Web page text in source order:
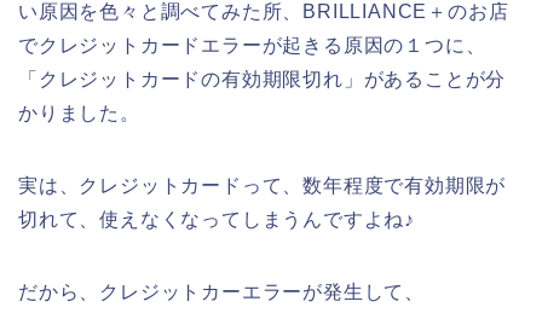
い原因を色々と調べてみた所、BRILLIANCE＋のお店
でクレジットカードエラーが起きる原因の１つに、
「クレジットカードの有効期限切れ」があることが分
かりました。
実は、クレジットカードって、数年程度で有効期限が
切れて、使えなくなってしまうんですよね♪
だから、クレジットカーエラーが発生して、